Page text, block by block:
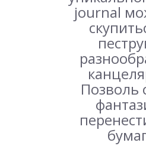
journal
Позволь